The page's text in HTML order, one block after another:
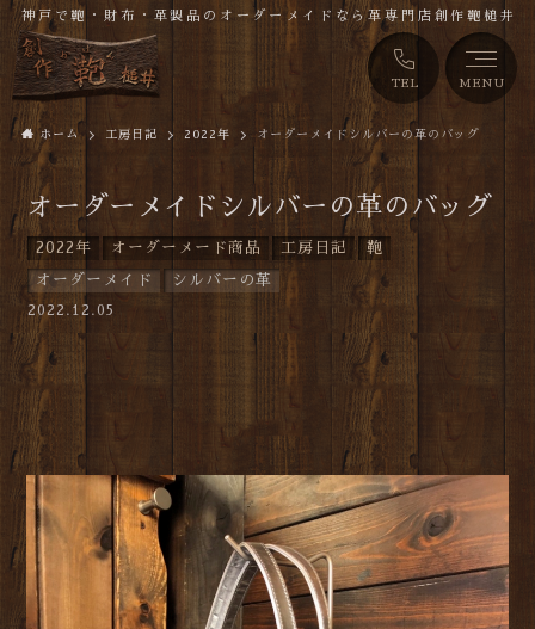
TEL MENU
神戸で鞄・財布・革製品のオーダーメイドなら革専門店創作鞄槌井
ホーム 工房日記 2022年 オーダーメイドシルバーの革のバッグ
オーダーメイドシルバーの革のバッグ
2022年 オーダーメード商品 工房日記 鞄
オーダーメイド シルバーの革
2022.12.05